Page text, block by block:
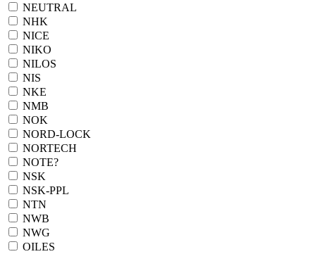
NEUTRAL
NHK
NICE
NIKO
NILOS
NIS
NKE
NMB
NOK
NORD-LOCK
NORTECH
NOTE?
NSK
NSK-PPL
NTN
NWB
NWG
OILES